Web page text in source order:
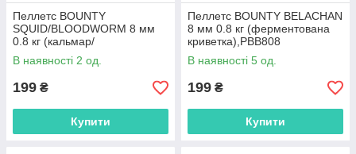
Пеллетс BOUNTY
SQUID/BLOODWORM 8 мм
0.8 кг (кальмар/
мотиль),PBSB808
В наявності 2 од.
199 ₴
Купити
Пеллетс BOUNTY BELACHAN
8 мм 0.8 кг (ферментована
криветка),PBB808
В наявності 5 од.
199 ₴
Купити